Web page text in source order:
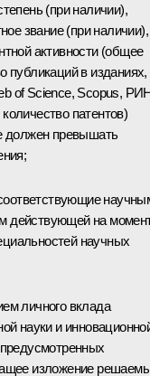
(при наличии),
звание (при наличии),
активности (общее
публикаций в изданиях,
of Science, Scopus,
патентов)
должен превышать
действующей на
научных
личного вклада
науки и
изложение